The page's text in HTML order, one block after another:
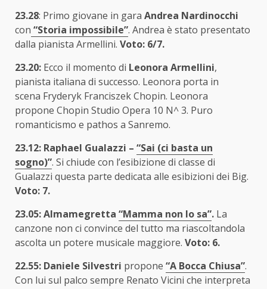
23.28: Primo giovane in gara Andrea Nardinocchi
con “Storia impossibile”. Andrea è stato presentato
dalla pianista Armellini. Voto: 6/7.
23.20: Ecco il momento di Leonora Armellini,
pianista italiana di successo. Leonora porta in
scena Fryderyk Franciszek Chopin. Leonora
propone Chopin Studio Opera 10 N^ 3. Puro
romanticismo e pathos a Sanremo.
23.12: Raphael Gualazzi – “Sai (ci basta un
sogno)”. Si chiude con l’esibizione di classe di
Gualazzi questa parte dedicata alle esibizioni dei Big.
Voto: 7.
23.05: Almamegretta “Mamma non lo sa”. La
canzone non ci convince del tutto ma riascoltandola
ascolta un potere musicale maggiore. Voto: 6.
22.55: Daniele Silvestri propone “A Bocca Chiusa”.
Con lui sul palco sempre Renato Vicini che interpreta